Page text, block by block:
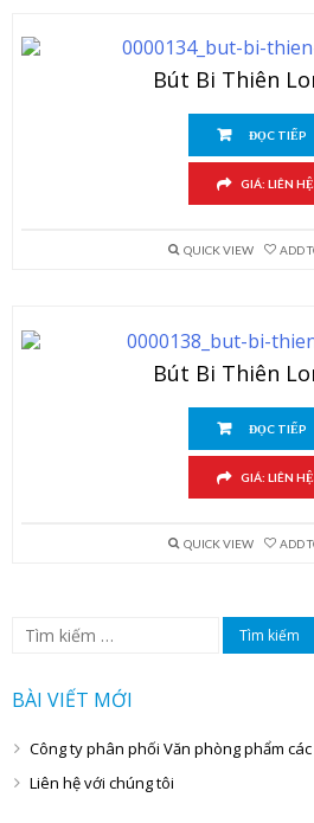
Bút Bi Thiên
ĐỌC TIẾP
GIÁ: LIÊN HỆ
QUICK VIEW ADD
Bút Bi Thiên
ĐỌC TIẾP
GIÁ: LIÊN HỆ
QUICK VIEW ADD
Tìm
kiếm
BÀI VIẾT MỚI
Công ty phân phối Văn phòng phẩm các
Liên hệ với chúng tôi